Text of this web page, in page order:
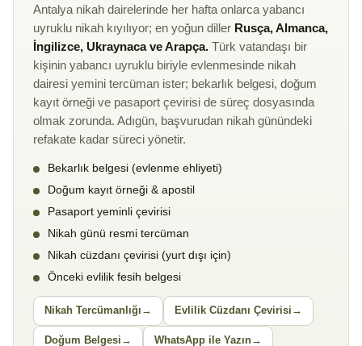
Antalya nikah dairelerinde her hafta onlarca yabancı
uyruklu nikah kıyılıyor; en yoğun diller Rusça, Almanca,
İngilizce, Ukraynaca ve Arapça. Türk vatandaşı bir
kişinin yabancı uyruklu biriyle evlenmesinde nikah
dairesi yemini tercüman ister; bekarlık belgesi, doğum
kayıt örneği ve pasaport çevirisi de süreç dosyasında
olmak zorunda. Adıgün, başvurudan nikah günündeki
refakate kadar süreci yönetir.
Bekarlık belgesi (evlenme ehliyeti)
Doğum kayıt örneği & apostil
Pasaport yeminli çevirisi
Nikah günü resmi tercüman
Nikah cüzdanı çevirisi (yurt dışı için)
Önceki evlilik fesih belgesi
Nikah Tercümanlığı Evlilik Cüzdanı Çevirisi
Doğum Belgesi WhatsApp ile Yazın